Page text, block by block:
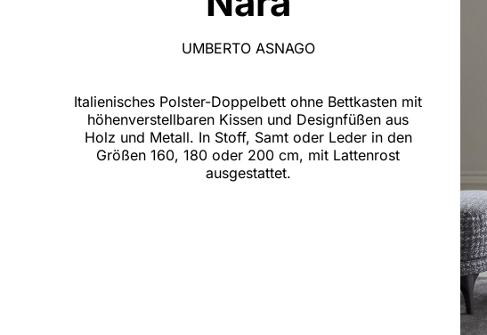
UMBERTO ASNAGO
Italienisches Polster-Doppelbett ohne Bettkasten mit
höhenverstellbaren Kissen und Designfüßen aus
Holz und Metall. In Stoff, Samt oder Leder in den
Größen 160, 180 oder 200 cm, mit Lattenrost
ausgestattet.